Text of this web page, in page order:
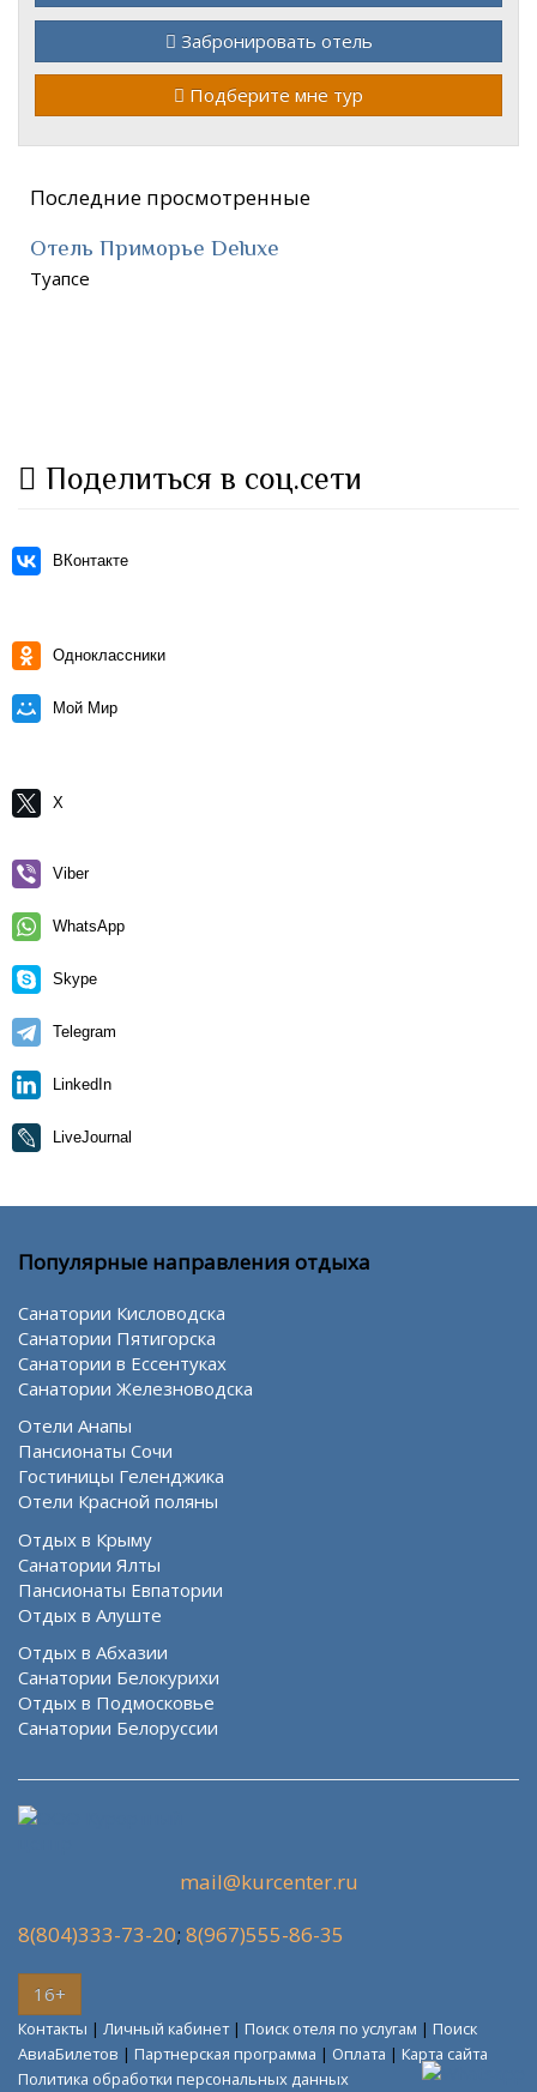
Забронировать отель
Подберите мне тур
Последние просмотренные
Отель Приморье Deluxe
Туапсе
Поделиться в соц.сети
ВКонтакте
Одноклассники
Мой Мир
X
Viber
WhatsApp
Skype
Telegram
LinkedIn
LiveJournal
Популярные направления отдыха
Санатории Кисловодска
Санатории Пятигорска
Санатории в Ессентуках
Санатории Железноводска
Отели Анапы
Пансионаты Сочи
Гостиницы Геленджика
Отели Красной поляны
Отдых в Крыму
Санатории Ялты
Пансионаты Евпатории
Отдых в Алуште
Отдых в Абхазии
Санатории Белокурихи
Отдых в Подмосковье
Санатории Белоруссии
mail@kurcenter.ru
8(804)333-73-20; 8(967)555-86-35
16+
Контакты | Личный кабинет| Поиск отеля по услугам | Поиск
АвиаБилетов | Партнерская программа | Оплата | Карта сайта
Политика обработки персональных данных